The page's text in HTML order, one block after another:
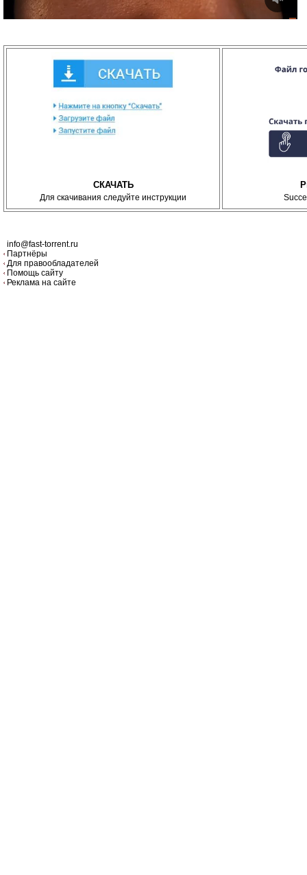
СКАЧАТЬ
Для скачивания следуйте инструкции
info@fast-torrent.ru
Партнёры
Для правообладателей
Помощь сайту
Реклама на сайте